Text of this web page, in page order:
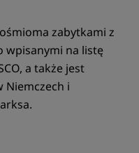
zabytkami z
wpisanymi na listę
a także jest
Niemczech i